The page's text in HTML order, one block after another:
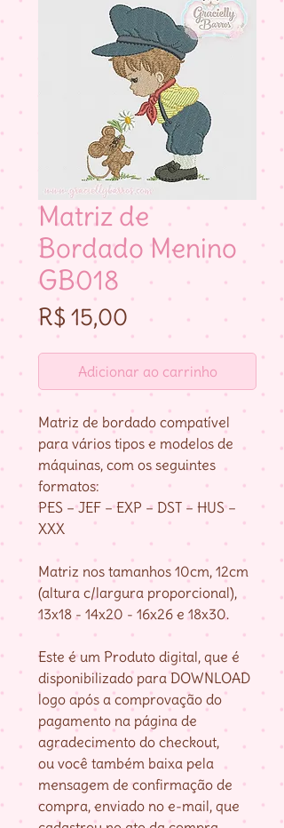
Matriz de
Bordado Menino
GB018
R$ 15,00 Preço
Adicionar ao carrinho
Matriz de bordado compatível
para vários tipos e modelos de
máquinas, com os seguintes
formatos:
PES – JEF – EXP – DST – HUS –
XXX
Matriz nos tamanhos 10cm, 12cm
(altura c/largura proporcional),
13x18 - 14x20 - 16x26 e 18x30.
Este é um Produto digital, que é
disponibilizado para DOWNLOAD
logo após a comprovação do
pagamento na página de
agradecimento do checkout,
ou você também baixa pela
mensagem de confirmação de
compra, enviado no e-mail, que